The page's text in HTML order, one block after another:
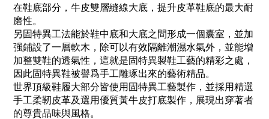
在鞋底部分，牛皮雙層縫線大底，提升皮革鞋底的最大耐
磨性。
另固特異工法能於鞋中底和大底之間形成一個囊室，並加
强鋪設了一層軟木，除可以有效隔離潮濕水氣外，並能增
加整雙鞋的透氣性，這就是固特異製鞋工藝的精彩之處，
因此固特異鞋被譽爲手工雕琢出來的藝術精品。
世界頂級鞋履大部分皆使用固特異工藝製作，並採用精選
手工柔靭皮革及選用優質黃牛皮打底製作，展現出穿著者
的尊貴品味與風格。